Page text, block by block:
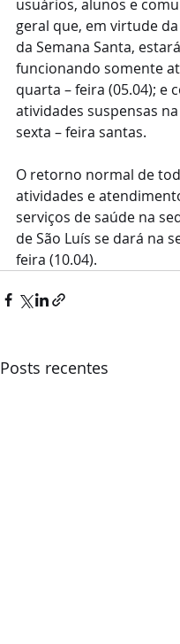
usuários, alunos e
geral que, em virtude
da Semana Santa, estará
funcionando somente
quarta – feira (05.04); e
atividades suspensas
sexta – feira santas.
O retorno normal de
atividades e
serviços de saúde na
de São Luís se dará na
feira (10.04).
Posts recentes